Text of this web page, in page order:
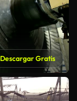
Descargar Gratis